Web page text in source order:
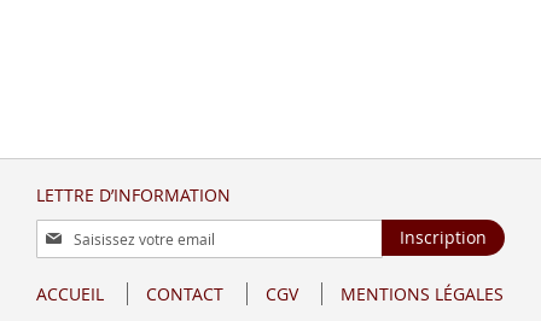
LETTRE D’INFORMATION
Inscription
à
lettre
Inscription
ACCUEIL CONTACT CGV MENTIONS LÉGALES